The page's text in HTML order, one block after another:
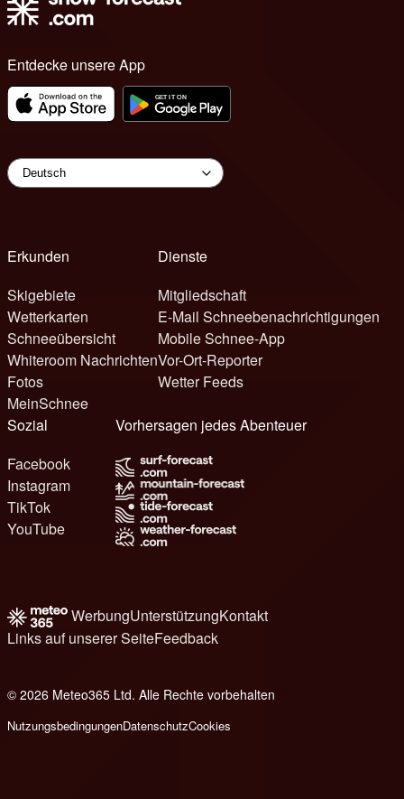
Entdecke unsere App
Erkunden
Skigebiete
Wetterkarten
Schneeübersicht
Whiteroom Nachrichten
Fotos
MeinSchnee
Dienste
Mitgliedschaft
E-Mail Schneebenachrichtigungen
Mobile Schnee-App
Vor-Ort-Reporter
Wetter Feeds
Sozial
Facebook
Instagram
TikTok
YouTube
Vorhersagen jedes Abenteuer
WerbungUnterstützungKontakt
Links auf unserer SeiteFeedback
© 2026 Meteo365 Ltd. Alle Rechte vorbehalten
NutzungsbedingungenDatenschutzCookies